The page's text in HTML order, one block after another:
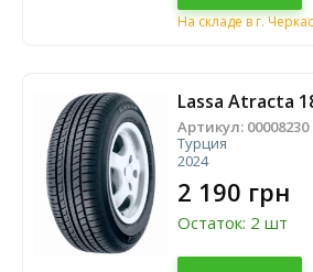
На складе в г.
Lassa Atracta
Артикул: 00008230
Турция
2024
2 190 грн
Остаток: 2 шт